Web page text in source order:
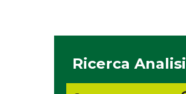
Ricerca Analisi